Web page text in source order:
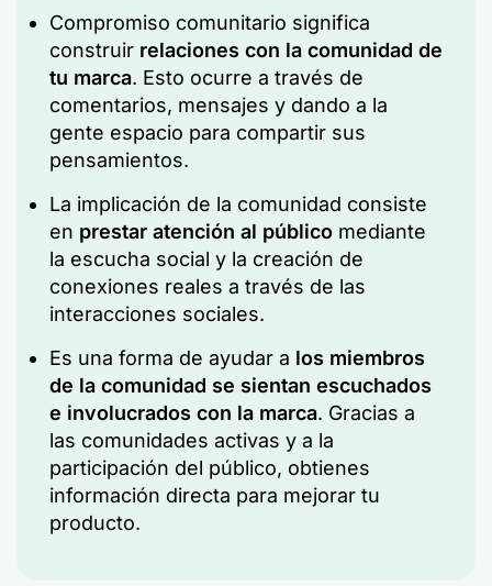
Compromiso comunitario significa
construir relaciones con la comunidad de
tu marca. Esto ocurre a través de
comentarios, mensajes y dando a la
gente espacio para compartir sus
pensamientos.
La implicación de la comunidad consiste
en prestar atención al público mediante
la escucha social y la creación de
conexiones reales a través de las
interacciones sociales.
Es una forma de ayudar a los miembros
de la comunidad se sientan escuchados
e involucrados con la marca. Gracias a
las comunidades activas y a la
participación del público, obtienes
información directa para mejorar tu
producto.